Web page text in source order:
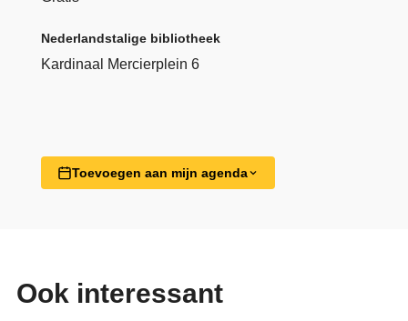
Nederlandstalige bibliotheek
Kardinaal Mercierplein 6
Toevoegen aan mijn agenda
Ook interessant